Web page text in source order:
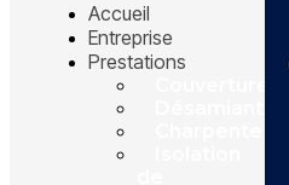
Accueil
Entreprise
Prestations